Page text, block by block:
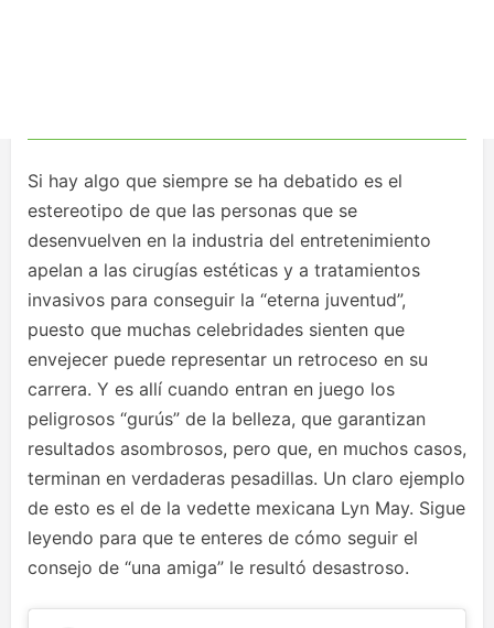
Si hay algo que siempre se ha debatido es el
estereotipo de que las personas que se
desenvuelven en la industria del entretenimiento
apelan a las cirugías estéticas y a tratamientos
invasivos para conseguir la “eterna juventud”,
puesto que muchas celebridades sienten que
envejecer puede representar un retroceso en su
carrera. Y es allí cuando entran en juego los
peligrosos “gurús” de la belleza, que garantizan
resultados asombrosos, pero que, en muchos casos,
terminan en verdaderas pesadillas. Un claro ejemplo
de esto es el de la vedette mexicana Lyn May. Sigue
leyendo para que te enteres de cómo seguir el
consejo de “una amiga” le resultó desastroso.